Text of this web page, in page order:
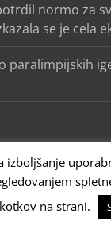
normo za
se je cela
paralimpijskih
izboljšanje
na strani.